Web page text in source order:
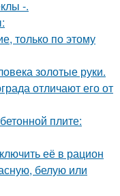
-.
только по этому
золотые руки.
отличают его от
плите:
её в рацион
белую или